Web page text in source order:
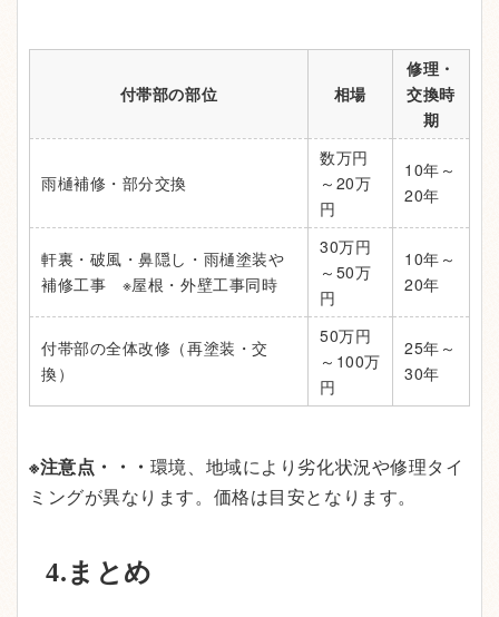
付帯部の部位 相場
修理・
交換時
期
雨樋補修・部分交換
数万円
～20万
円
10年～
20年
軒裏・破風・鼻隠し・雨樋塗装や
補修工事 ※屋根・外壁工事同時
30万円
～50万
円
10年～
20年
付帯部の全体改修（再塗装・交
換）
50万円
～100万
円
25年～
30年
※注意点・・・ 環境、地域により劣化状況や修理タイ
ミングが異なります。価格は目安となります。
4.まとめ